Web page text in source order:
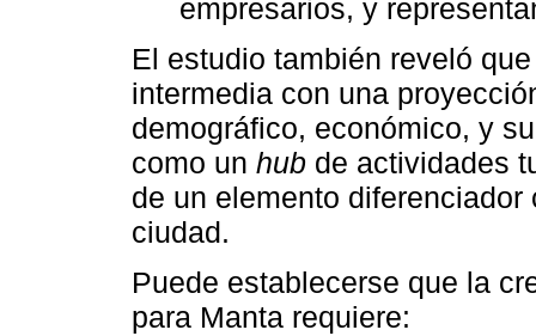
empresarios, y
El estudio también reveló
intermedia con una
demográfico, económico, y
como un hub de actividades
de un elemento
ciudad.
Puede establecerse que la
para Manta requiere: